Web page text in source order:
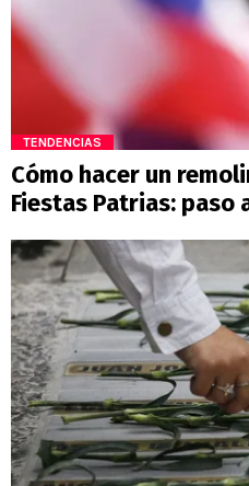
TENDENCIAS
Cómo hacer un
Fiestas Patrias: paso